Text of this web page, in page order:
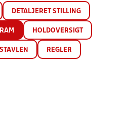
DETALJERET STILLING
HOLDOVERSIGT
REGLER